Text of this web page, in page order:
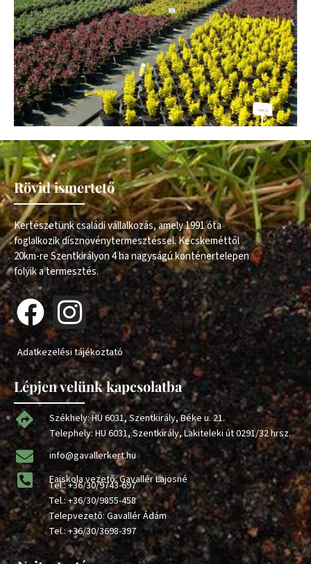
Rövid ismertető
Kertészetünk családi vállalkozás, amely 1991 óta
foglalkozik dísznövénytermesztéssel. Kecskeméttől
20km-re Szentkirályon 4 ha nagyságú konténertelepen
folyik a termesztés.
Adatkezelési tájékoztató
Lépjen velünk kapcsolatba
Székhely: HU 6031, Szentkirály, Béke u. 21.
Telephely: HU 6031, Szentkirály, Lakiteleki út 0291/32 hrsz.
info@gavallerkert.hu
Faiskola vezető: Gavallér Lajosné
Tel.:+36/30/9743-697
Tel.:+36/30/9855-458
Telepvezető: Gavallér Ádám
Tel.:+36/30/3698-397